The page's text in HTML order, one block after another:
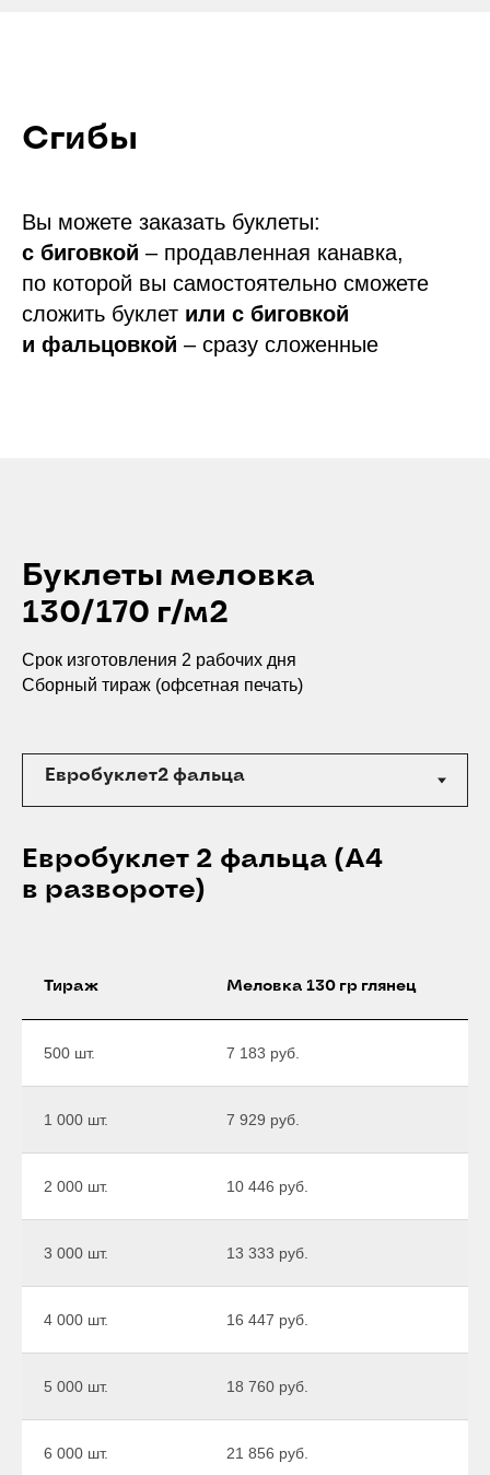
Сгибы
Вы можете заказать буклеты:
c биговкой – продавленная канавка,
по которой вы самостоятельно сможете
сложить буклет или с биговкой
и фальцовкой – сразу сложенные
Буклеты меловка
130/170 г/м2
Срок изготовления 2 рабочих дня
Сборный тираж (офсетная печать)
Евробуклет 2 фальца (А4
в развороте)
Тираж Меловка 130 гр глянец
500 шт. 7 183 руб.
1 000 шт. 7 929 руб.
2 000 шт. 10 446 руб.
3 000 шт. 13 333 руб.
4 000 шт. 16 447 руб.
5 000 шт. 18 760 руб.
6 000 шт. 21 856 руб.